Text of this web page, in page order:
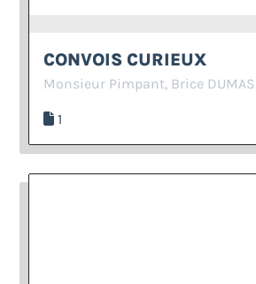
CONVOIS CURIEUX
Monsieur Pimpant, Brice
1